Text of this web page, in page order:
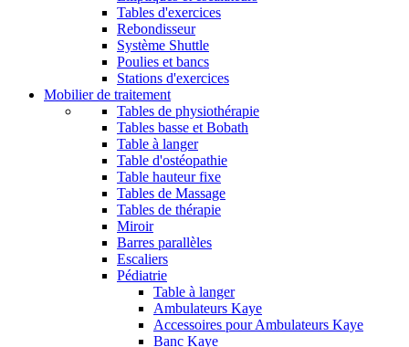
Tables d'exercices
Rebondisseur
Système Shuttle
Poulies et bancs
Stations d'exercices
Mobilier de traitement
Tables de physiothérapie
Tables basse et Bobath
Table à langer
Table d'ostéopathie
Table hauteur fixe
Tables de Massage
Tables de thérapie
Miroir
Barres parallèles
Escaliers
Pédiatrie
Table à langer
Ambulateurs Kaye
Accessoires pour Ambulateurs Kaye
Banc Kaye